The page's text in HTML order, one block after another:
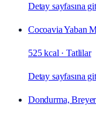
Detay sayfasına git
Cocoavia Yaban
525 kcal ·Tatlilar
Detay sayfasına git
Dondurma,